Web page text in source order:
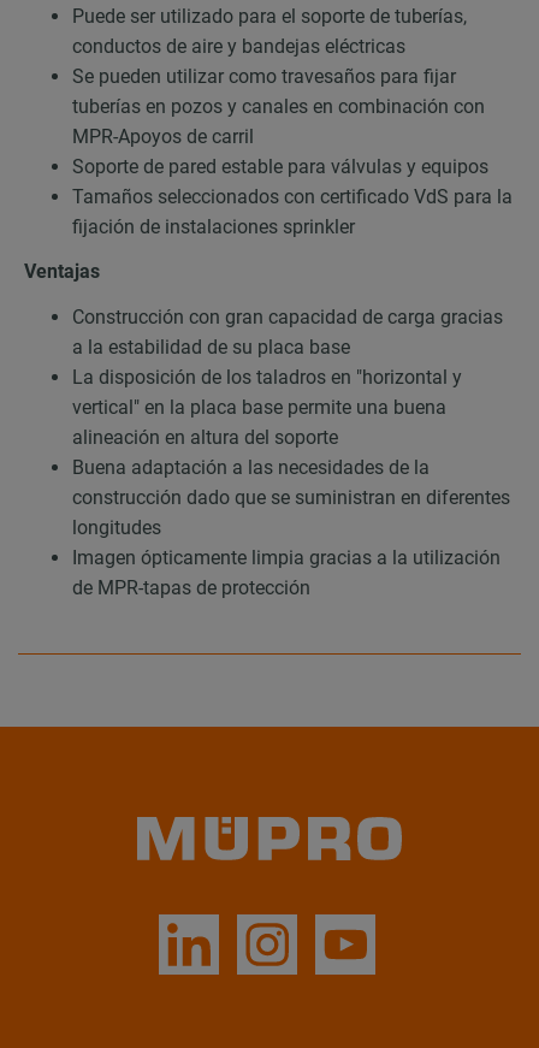
Puede ser utilizado para el soporte de tuberías,
conductos de aire y bandejas eléctricas
Se pueden utilizar como travesaños para fijar
tuberías en pozos y canales en combinación con
MPR-Apoyos de carril
Soporte de pared estable para válvulas y equipos
Tamaños seleccionados con certificado VdS para la
fijación de instalaciones sprinkler
Ventajas
Construcción con gran capacidad de carga gracias
a la estabilidad de su placa base
La disposición de los taladros en "horizontal y
vertical" en la placa base permite una buena
alineación en altura del soporte
Buena adaptación a las necesidades de la
construcción dado que se suministran en diferentes
longitudes
Imagen ópticamente limpia gracias a la utilización
de MPR-tapas de protección